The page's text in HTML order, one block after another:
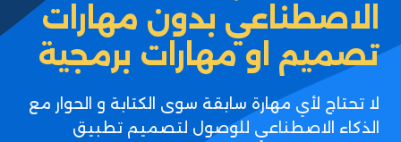
الاصطناعي بدون مهارات
تصميم او مهارات برمجية
لا تحتاج لأي مهارة سابقة سوى الكتابة و الحوار مع
الذكاء الاصطناعي للوصول لتصميم تطبيق